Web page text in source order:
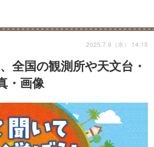
全国の観測所や天文台・
・画像
2025.7.9（水） 14:15